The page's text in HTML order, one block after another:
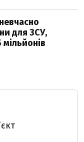
для ЗСУ,